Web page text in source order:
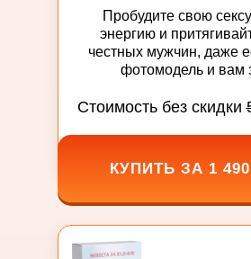
Пробудите свою
энергию и
честных мужчин, даже
фотомодель и вам
Стоимость без скидки
КУПИТЬ ЗА 1